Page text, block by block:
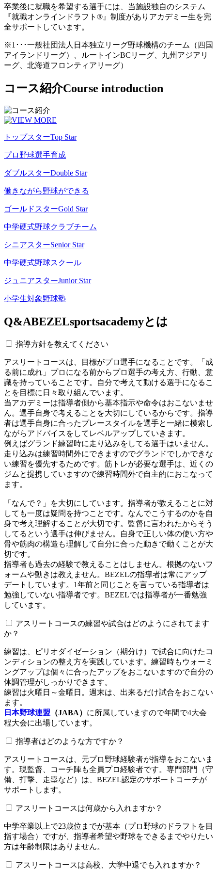
卒業後に就職を希望する選手には、当施設独自のシステム
『就職オンラインドラフト®』制度がありアカデミー生を完
全サポートしています。
※1･･･一般社団法人日本独立リーグ野球機構のチーム（四国
アイランドリーグ）、ルートインBCリーグ、九州アジアリ
ーグ、北海道フロンティアリーグ）
コース紹介Course introduction
トップスターTop Star
プロ野球選手育成
ダブルスターDouble Star
働きながら野球ができる
ゴールドスターGold Star
中学硬式野球クラブチーム
シニアスターSenior Star
中学硬式野球スクール
ジュニアスターJunior Star
小学生対象野球塾
Q&ABEZELsportsacademyとは
指導方針を教えてください
アスリートコースは、目標がプロ選手になることです。「成
る前に成れ」プロになる前からプロ選手の考え方、行動、意
識を持っていることです。自分で考えて動ける選手になるこ
とを目標に日々取り組んでいます。
当アカデミーは指導者側から基本指示や命令はおこないませ
ん。選手自身で考えることを大切にしているからです。指導
者は選手自身に合ったプレースタイルを選手と一緒に模索し
ながらアドバイスをしてレベルアップしていきます。
例えばグランド練習時に走り込みをしてる選手はいません。
走り込みは練習時間外にできますのでグランドでしかできな
い練習を優先するためです。筋トレが必要な選手は、近くの
ジムと提携していますので練習時間外で自主的におこなって
ます。
「なんで？」を大切にしています。指導者が教えることに対
しても一度は疑問を持つことです。なんでこうするのかを自
身で考え理解することが大切です。監督に言われたからそう
してるという選手は伸びません。自身で正しい体の使い方や
骨や筋肉の構造も理解して自分に合った動きで動くことが大
切です。
指導者も過去の経験で教えることはしません。根拠のないフ
ォームや動きは教えません。BEZELの指導者は常にアップ
デートしています。1年前と同じことを言っている指導者は
勉強していない指導者です。BEZELでは指導者が一番勉強
しています。
アスリートコースの練習や試合はどのようにされてます
か？
練習は、ピリオダイゼーション（期分け）で試合に向けたコ
ンディションの整え方を実践しています。練習時もウォーミ
ングアップは個々に合ったアップをおこないますので自分の
体調管理がしっかりできます。
練習は火曜日～金曜日。週末は、出来るだけ試合をおこない
ます。
日本野球連盟 （JABA） に所属していますので年間で4大会
程大会に出場しています。
指導者はどのような方ですか？
アスリートコースは、元プロ野球経験者が指導をおこないま
す。現監督、コーチ陣も全員プロ経験者です。専門部門（守
備、打撃、走塁など）は、BEZEL認定のサポートコーチが
サポートします。
アスリートコースは何歳から入れますか？
中学卒業以上で23歳位までが基本（プロ野球のドラフトを目
指す場合）ですが、指導者希望や野球をできるまでやりたい
方は年齢制限はありません。
アスリートコースは高校、大学中退でも入れますか？